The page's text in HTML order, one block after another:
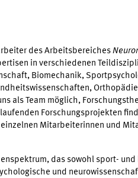
des Arbeitsbereiches
in verschiedenen
Biomechanik,
als Team möglich,
Forschungsprojekten
Mitarbeiterinnen und
das sowohl sport-
und